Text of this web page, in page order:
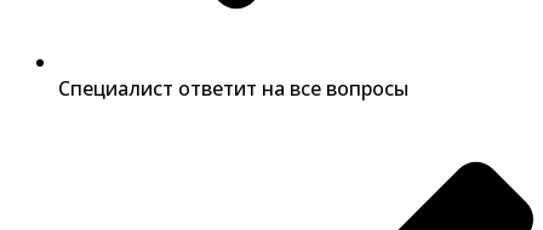
Специалист ответит на все вопросы